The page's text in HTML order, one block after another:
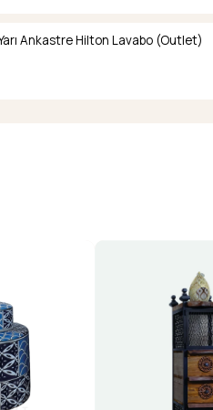
Ankastre Hilton Lavabo (Outlet)